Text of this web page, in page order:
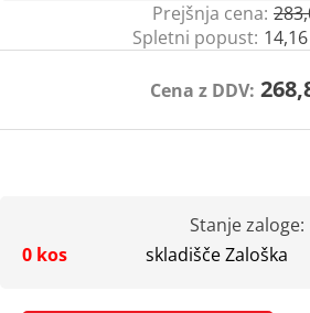
Prejšnja cena:
Spletni popust:
Cena z DDV:
Stanje zaloge:
0 kos
skladišče Zaloška